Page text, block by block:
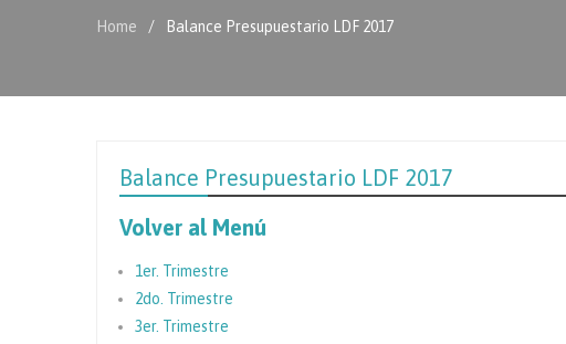
Home Balance Presupuestario LDF 2017
Balance Presupuestario LDF 2017
Volver al Menú
1er. Trimestre
2do. Trimestre
3er. Trimestre